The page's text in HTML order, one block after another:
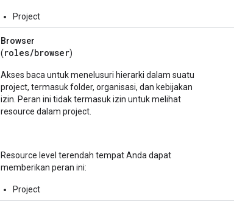
Project
Browser
(roles/browser)
Akses baca untuk menelusuri hierarki dalam suatu
project, termasuk folder, organisasi, dan kebijakan
izin. Peran ini tidak termasuk izin untuk melihat
resource dalam project.
Resource level terendah tempat Anda dapat
memberikan peran ini:
Project